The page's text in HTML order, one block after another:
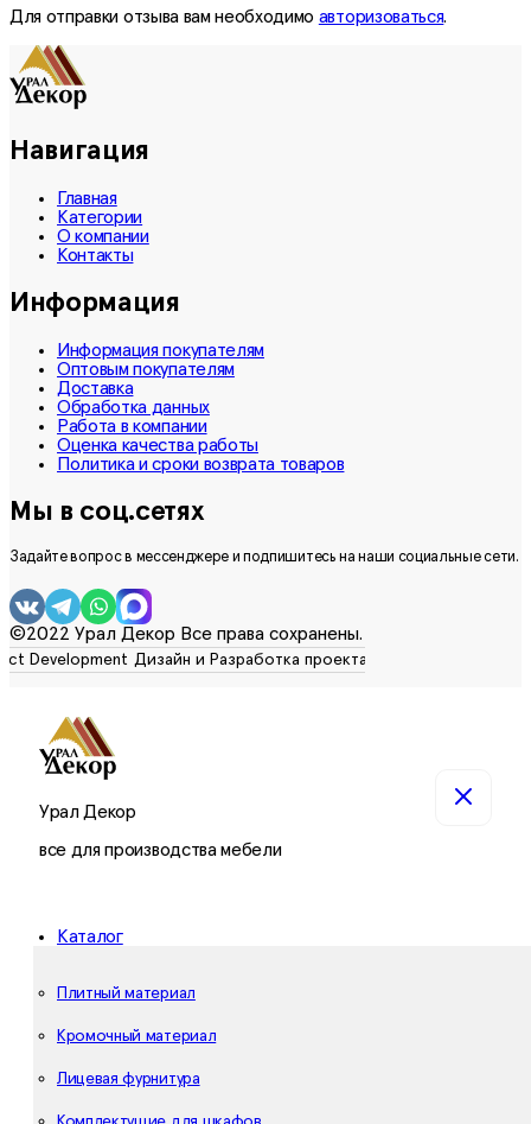
Для отправки отзыва вам необходимо авторизоваться.
Навигация
Главная
Категории
О компании
Контакты
Информация
Информация покупателям
Оптовым покупателям
Доставка
Обработка данных
Работа в компании
Оценка качества работы
Политика и сроки возврата товаров
Мы в соц.сетях
Задайте вопрос в мессенджере и подпишитесь на наши социальные сети.
©2022 Урал Декор Все права сохранены.
Урал Декор
все для производства мебели
Каталог
Плитный материал
Кромочный материал
Лицевая фурнитура